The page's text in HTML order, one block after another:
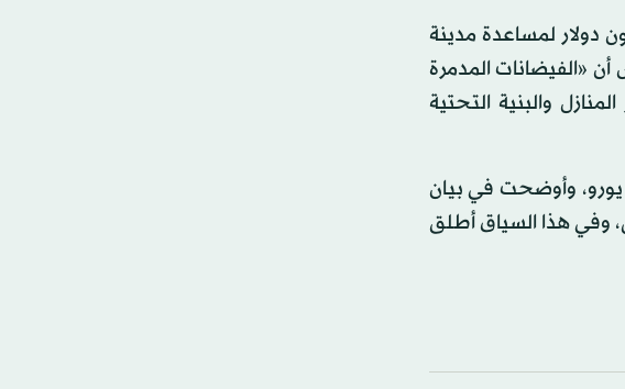
الأمم المتحدة الإنمائي بالشراكة مع الاتحاد الأوروبي، عن تخصيص مبلغ 3.2 مليون دولار لمساعدة مدينة
«الفيضانات المدمرة
والبنية التحتية
لدى ليبيا إنها قدمت دعما للقطاع الصحي في ليبيا بقيمة 13 مليون يورو، وأوضحت في بيان
وفي هذا السياق أطلق